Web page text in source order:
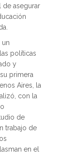
asegurar
un
políticas
y
primera
Aires, la
con la
de
trabajo de
en el